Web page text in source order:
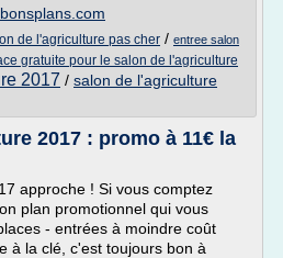
de l'agriculture pas cher / entree salon
gratuite pour le salon de l'agriculture
2017 / salon de l'agriculture
2017 : promo à 11€ la
approche ! Si vous comptez
plan promotionnel qui vous
- entrées à moindre coût
à la clé, c'est toujours bon à